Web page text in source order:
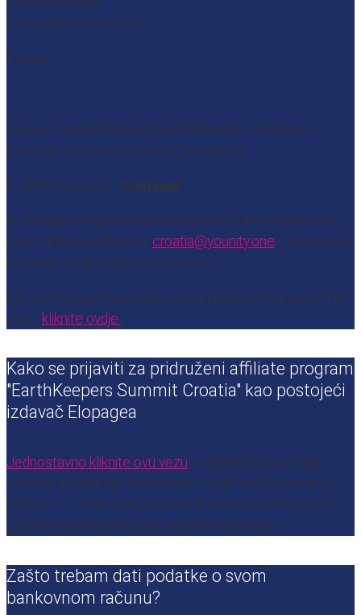
Campaign: eks-hr-s2-l1
Primjer:
Medium: ovdje unesite svoj ID izdavača – Elopage ID
(možete ga pronaći u meniu “overview”)
8. Kliknite na tipku “Continue“
9. Pošaljite svoju standardnu (standard link) ​​i kratku vezu
(short link) e-poštom na croatia@younity.one i upotrijebite
bilo koju od njih tijekom promocija.
Ako želite pogledati video s objašnjenjem stvaranja UTM
veze, kliknite ovdje.
Kako se prijaviti za pridruženi affiliate program
"EarthKeepers Summit Croatia" kao postojeći
izdavač Elopagea
Jednostavno kliknite ovu vezu i odaberite plavu tipku
“Already a publisher on elopage? Login and become my
affiliate >>”. Pridruženi program “EarthKeepers Summit
Croatia” automatski će se dodati na vaš račun.
Zašto trebam dati podatke o svom
bankovnom računu?